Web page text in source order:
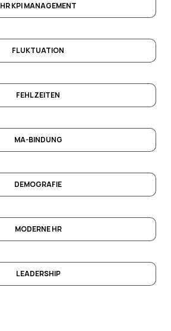
HR KPI MANAGEMENT
FLUKTUATION
FEHLZEITEN
MA-BINDUNG
DEMOGRAFIE
MODERNE HR
LEADERSHIP